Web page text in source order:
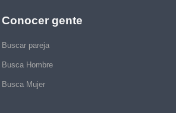
Conocer gente
Buscar pareja
Busca Hombre
Busca Mujer